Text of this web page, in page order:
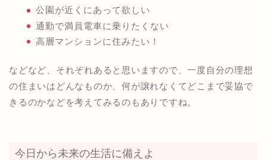
公園が近くにあって欲しい
通勤で満員電車に乗りたくない
高層マンションに住みたい！
などなど、それぞれあると思いますので、一度自分の理想
の住まいはどんなものか、何が譲れなくてどこまで妥協で
きるのかなどを考えてみるのもありですね。
今日から未来の生活に備えよ